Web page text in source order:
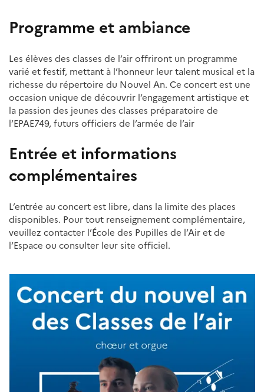
Programme et ambiance
Les élèves des classes de l’air offriront un programme
varié et festif, mettant à l’honneur leur talent musical et la
richesse du répertoire du Nouvel An. Ce concert est une
occasion unique de découvrir l’engagement artistique et
la passion des jeunes des classes préparatoire de
l’EPAE749, futurs officiers de l’armée de l’air
Entrée et informations
complémentaires
L’entrée au concert est libre, dans la limite des places
disponibles. Pour tout renseignement complémentaire,
veuillez contacter l’École des Pupilles de l’Air et de
l’Espace ou consulter leur site officiel.